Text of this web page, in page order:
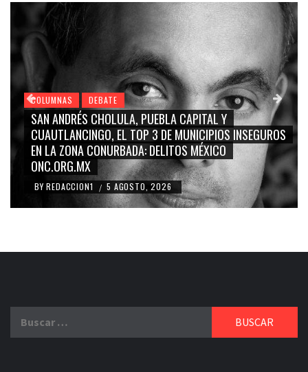
COLUMNAS DEBATE
GRACE PALOMARES, NAY SALVATORI, SERGIO MAYER,
CARMEN SALINAS “LA CORCHOLATA”, CUAUHTÉMOC
BLANCO, SILVIA PINAL: LA TRIVIALIZACIÓN Y
RIDICULIZACIÓN DE LA REPRESENTACIÓN CIUDADANA
BY REDACCION1 / 4 AGOSTO, 2026